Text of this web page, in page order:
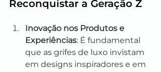
Reconquistar a Geração Z
Inovação nos Produtos e
Experiências: É fundamental
que as grifes de luxo invistam
em designs inspiradores e em